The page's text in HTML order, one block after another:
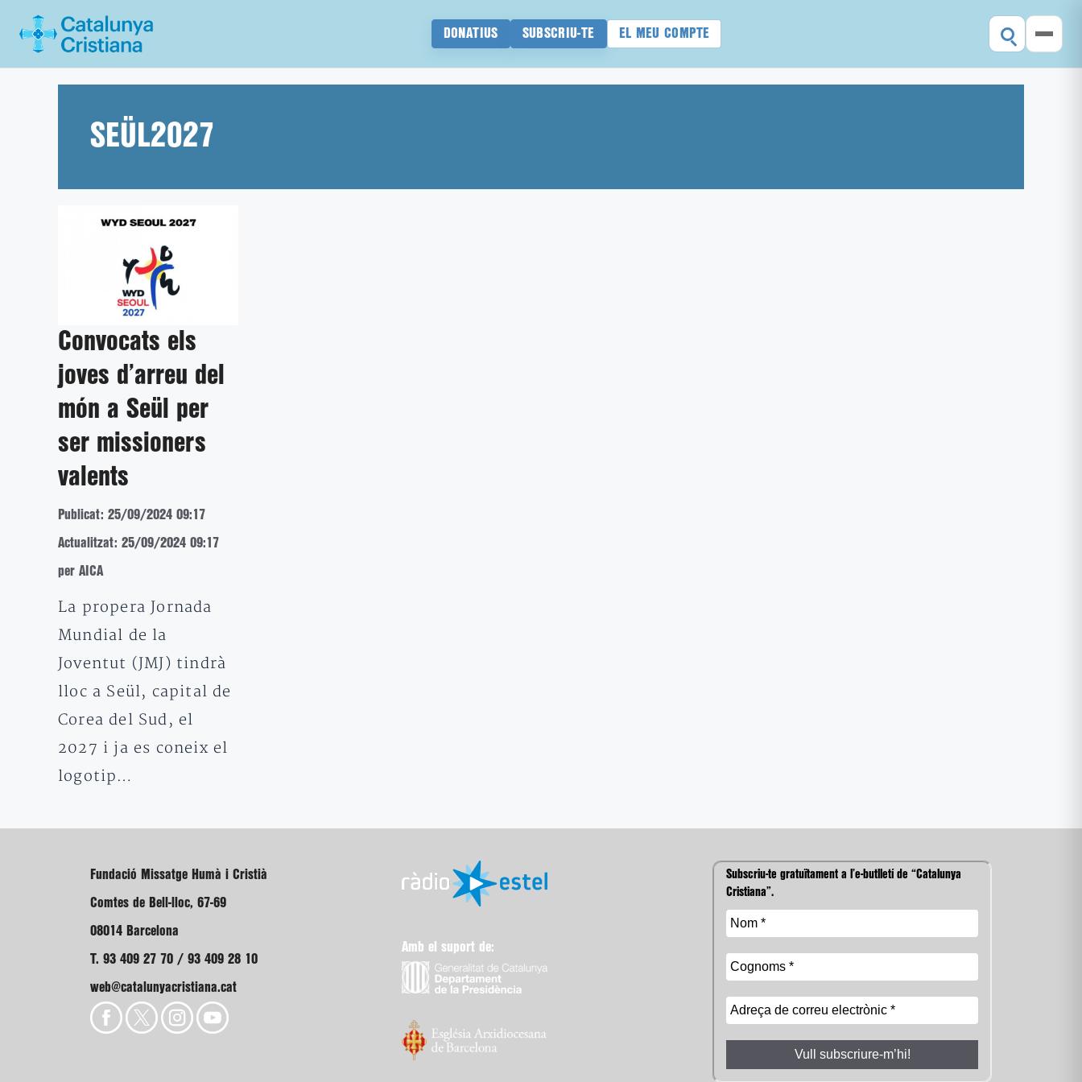
DONATIUS SUBSCRIU-TE EL MEU COMPTE
SEÜL2027
Convocats els
joves d’arreu del
món a Seül per
ser missioners
valents
Publicat: 25/09/2024 09:17
Actualitzat: 25/09/2024 09:17
per AICA
La propera Jornada
Mundial de la
Joventut (JMJ) tindrà
lloc a Seül, capital de
Corea del Sud, el
2027 i ja es coneix el
logotip…
Fundació Missatge Humà i Cristià
Comtes de Bell-lloc, 67-69
08014 Barcelona
T. 93 409 27 70 / 93 409 28 10
web@catalunyacristiana.cat
Amb el suport de:
Subscriu-te gratuïtament a l’e-butlletí de “Catalunya
Cristiana”.